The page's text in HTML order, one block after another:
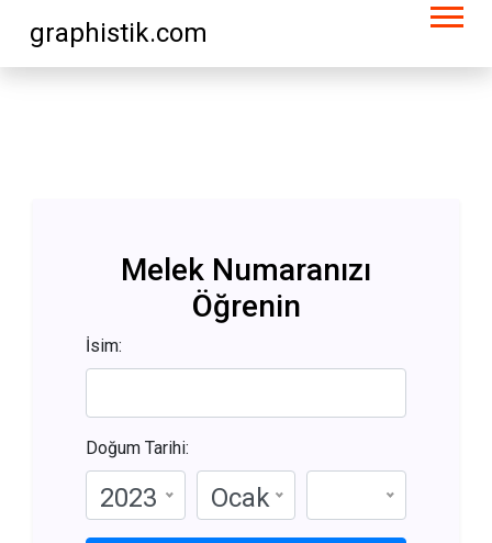
graphistik.com
Melek Numaranızı
Öğrenin
İsim:
Doğum Tarihi:
2023 Ocak